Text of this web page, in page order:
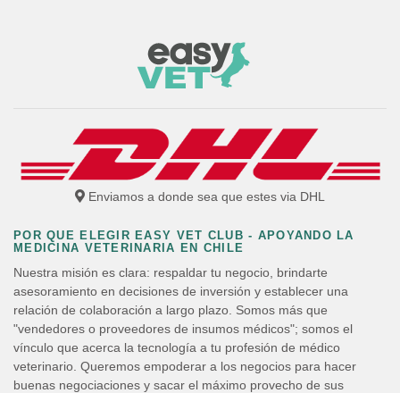
Enviamos a donde sea que estes via DHL
POR QUE ELEGIR EASY VET CLUB - APOYANDO LA
MEDICINA VETERINARIA EN CHILE
Nuestra misión es clara: respaldar tu negocio, brindarte
asesoramiento en decisiones de inversión y establecer una
relación de colaboración a largo plazo. Somos más que
"vendedores o proveedores de insumos médicos"; somos el
vínculo que acerca la tecnología a tu profesión de médico
veterinario. Queremos empoderar a los negocios para hacer
buenas negociaciones y sacar el máximo provecho de sus